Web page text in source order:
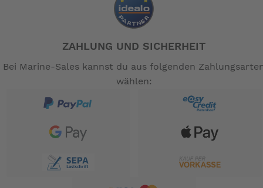
ZAHLUNG UND SICHERHEIT
Bei Marine-Sales kannst du aus folgenden
wählen: